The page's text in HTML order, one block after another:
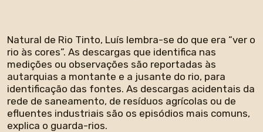
Natural de Rio Tinto, Luís lembra-se do que era “ver o
rio às cores”. As descargas que identifica nas
medições ou observações são reportadas às
autarquias a montante e a jusante do rio, para
identificação das fontes. As descargas acidentais da
rede de saneamento, de resíduos agrícolas ou de
efluentes industriais são os episódios mais comuns,
explica o guarda-rios.